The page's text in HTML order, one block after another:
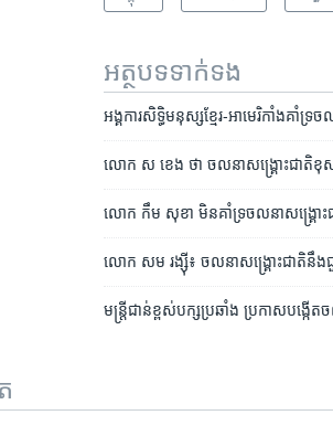
អត្ថបទ​ទាក់ទង
អង្គការ​សិទ្ធិមនុស្ស​ខ្មែរ​-អាមេរិកាំង​គាំទ្រ​
លោក ស ខេង ថា ចលនា​សង្គ្រោះ​ជាតិ​ខុស
លោក កឹម សុខា មិន​គាំទ្រ​ចលនា​សង្រ្គោះជ
លោក​ ​សម​ រង្ស៊ី៖​ ចលនា​សង្គ្រោះ​ជាតិ​នឹង​ជួ
មន្រ្តី​ជាន់​ខ្ពស់​បក្ស​ប្រឆាំង ប្រកាស​បង្កើត​